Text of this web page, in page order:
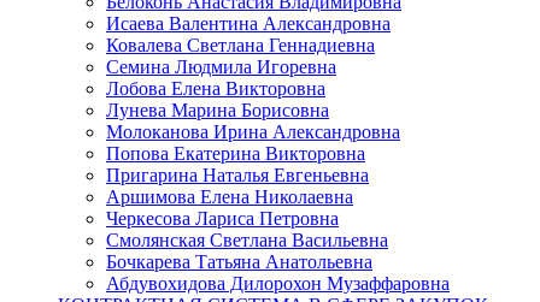
Исаева Валентина Александровна
Ковалева Светлана Геннадиевна
Семина Людмила Игоревна
Лобова Елена Викторовна
Лунева Марина Борисовна
Молоканова Ирина Александровна
Попова Екатерина Викторовна
Пригарина Наталья Евгеньевна
Аршимова Елена Николаевна
Черкесова Лариса Петровна
Смолянская Светлана Васильевна
Бочкарева Татьяна Анатольевна
Абдувохидова Дилорохон Музаффаровна